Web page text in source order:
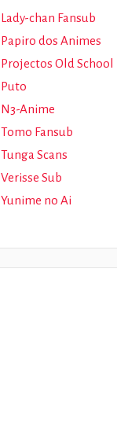
Lady-chan Fansub
Papiro dos Animes
Projectos Old School
Puto
N3-Anime
Tomo Fansub
Tunga Scans
Verisse Sub
Yunime no Ai